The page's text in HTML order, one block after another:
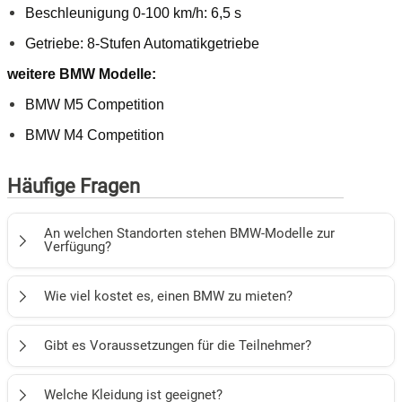
Beschleunigung 0-100 km/h: 6,5 s
Getriebe: 8-Stufen Automatikgetriebe
weitere BMW Modelle:
BMW M5 Competition
BMW M4 Competition
Häufige Fragen
An welchen Standorten stehen BMW-Modelle zur
Verfügung?
Wenn Sie an einer Fahrt in einem BMW interessiert sind,
Wie viel kostet es, einen BMW zu mieten?
Die Preise variieren je nach Modell und gebuchten Tarif.
Die Angebote starten für 8 Stunden bei 249 EUR und
Gibt es Voraussetzungen für die Teilnehmer?
Ja an den einzelnen Standorten gibt es einige
Welche Kleidung ist geeignet?